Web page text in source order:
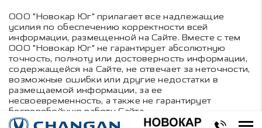
ООО "Новокар Юг" прилагает все надлежащие
усилия по обеспечению корректности всей
информации, размещенной на Сайте. Вместе с тем
ООО "Новокар Юг" не гарантирует абсолютную
точность, полноту или достоверность информации,
содержащейся на Сайте, не отвечает за неточности,
возможные ошибки или другие недостатки в
размещаемой информации, за ее
несвоевременность, а также не гарантирует
бесперебойную работу Сайта.